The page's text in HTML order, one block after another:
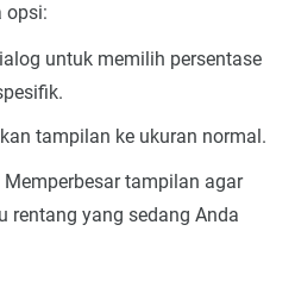
opsi:
untuk memilih persentase
tampilan ke ukuran normal.
Memperbesar tampilan agar
rentang yang sedang Anda